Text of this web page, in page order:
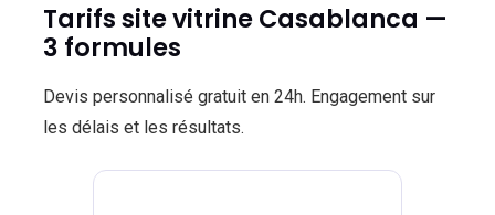
Tarifs site vitrine Casablanca —
3 formules
Devis personnalisé gratuit en 24h. Engagement sur
les délais et les résultats.